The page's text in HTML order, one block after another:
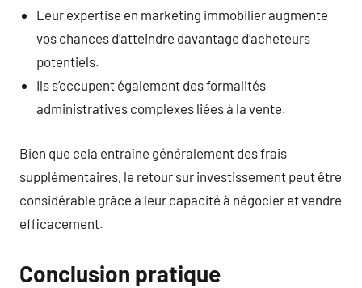
Leur expertise en marketing immobilier augmente
vos chances d’atteindre davantage d’acheteurs
potentiels.
Ils s’occupent également des formalités
administratives complexes liées à la vente.
Bien que cela entraîne généralement des frais
supplémentaires, le retour sur investissement peut être
considérable grâce à leur capacité à négocier et vendre
efficacement.
Conclusion pratique